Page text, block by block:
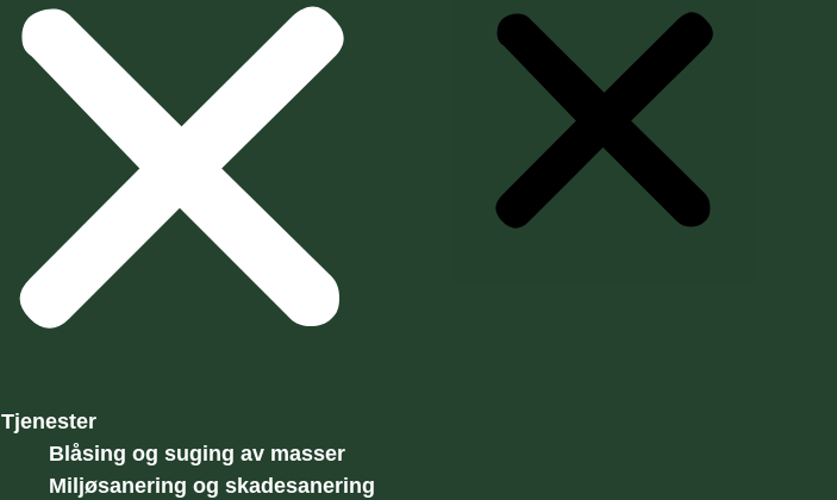
Tjenester
Blåsing og suging av masser
Miljøsanering og skadesanering